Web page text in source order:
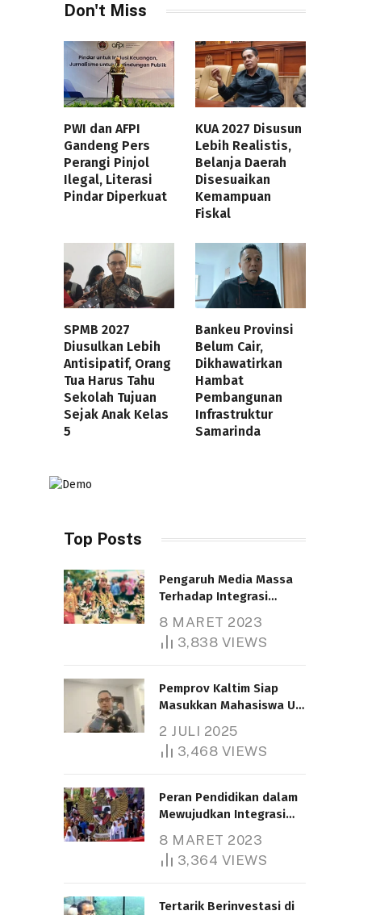
Don't Miss
PWI dan AFPI
Gandeng Pers
Perangi Pinjol
Ilegal, Literasi
Pindar Diperkuat
KUA 2027 Disusun
Lebih Realistis,
Belanja Daerah
Disesuaikan
Kemampuan
Fiskal
SPMB 2027
Diusulkan Lebih
Antisipatif, Orang
Tua Harus Tahu
Sekolah Tujuan
Sejak Anak Kelas
5
Bankeu Provinsi
Belum Cair,
Dikhawatirkan
Hambat
Pembangunan
Infrastruktur
Samarinda
Top Posts
Pengaruh Media Massa
Terhadap Integrasi
8 MARET 2023
3,838 VIEWS
Pemprov Kaltim Siap
Masukkan Mahasiswa UT
Bantuan Pendidikan
Gratispol
2 JULI 2025
3,468 VIEWS
Peran Pendidikan dalam
Mewujudkan Integrasi
8 MARET 2023
3,364 VIEWS
Tertarik Berinvestasi di